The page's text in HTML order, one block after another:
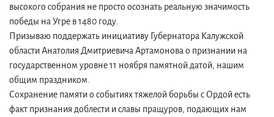
высокого собрания не просто осознать реальную значимость
победы на Угре в 1480 году.
Призываю поддержать инициативу Губернатора Калужской
области Анатолия Дмитриевича Артамонова о признании на
государственном уровне 11 ноября памятной датой, нашим
общим праздником.
Сохранение памяти о событиях тяжелой борьбы с Ордой есть
факт признания доблести и славы пращуров, подающих нам